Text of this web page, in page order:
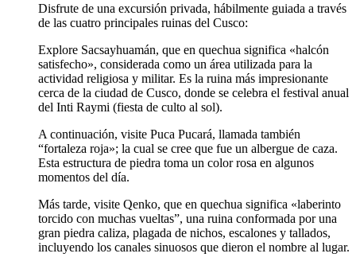
Disfrute de una excursión privada, hábilmente guiada a través
de las cuatro principales ruinas del Cusco:
Explore Sacsayhuamán, que en quechua significa «halcón
satisfecho», considerada como un área utilizada para la
actividad religiosa y militar. Es la ruina más impresionante
cerca de la ciudad de Cusco, donde se celebra el festival anual
del Inti Raymi (fiesta de culto al sol).
A continuación, visite Puca Pucará, llamada también
“fortaleza roja»; la cual se cree que fue un albergue de caza.
Esta estructura de piedra toma un color rosa en algunos
momentos del día.
Más tarde, visite Qenko, que en quechua significa «laberinto
torcido con muchas vueltas”, una ruina conformada por una
gran piedra caliza, plagada de nichos, escalones y tallados,
incluyendo los canales sinuosos que dieron el nombre al lugar.